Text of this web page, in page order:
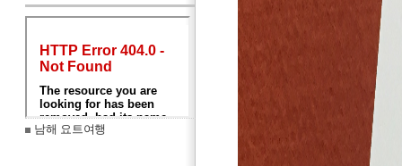
남해 요트여행